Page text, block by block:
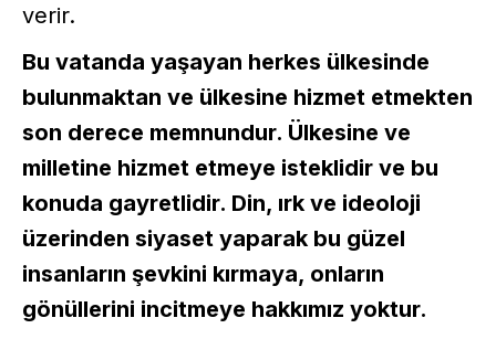
verir.
Bu vatanda yaşayan herkes ülkesinde
bulunmaktan ve ülkesine hizmet etmekten
son derece memnundur. Ülkesine ve
milletine hizmet etmeye isteklidir ve bu
konuda gayretlidir. Din, ırk ve ideoloji
üzerinden siyaset yaparak bu güzel
insanların şevkini kırmaya, onların
gönüllerini incitmeye hakkımız yoktur.